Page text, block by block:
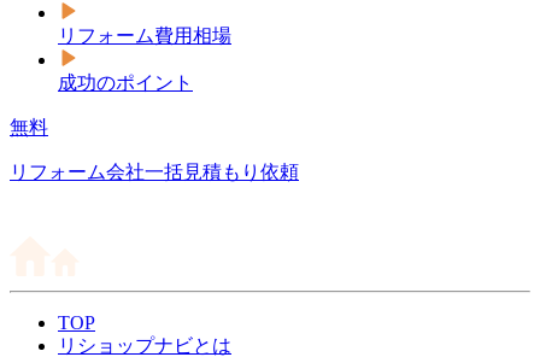
リフォーム費用相場
成功のポイント
無料
リフォーム会社一括見積もり依頼
TOP
リショップナビとは